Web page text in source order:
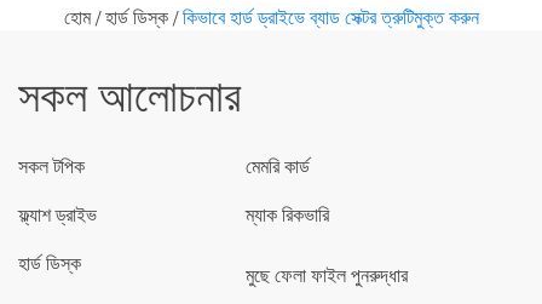
হোম/হার্ড ডিস্ক/কিভাবে হার্ড ড্রাইভে ব্যাড সেক্টর ত্রুটিমুক্ত করুন
সকল আলোচনার
সকল টপিক
মেমরি কার্ড
ফ্ল্যাশ ড্রাইভ
ম্যাক রিকভারি
হার্ড ডিস্ক
মুছে ফেলা ফাইল পুনরুদ্ধার